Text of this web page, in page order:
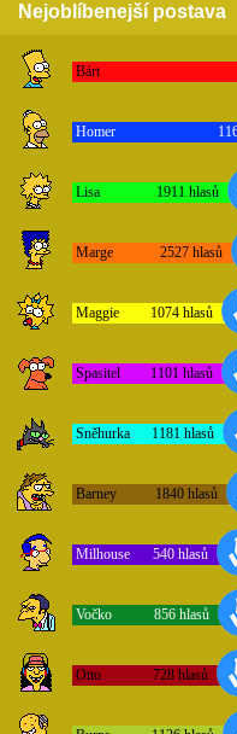
Nejoblíbenejší postava